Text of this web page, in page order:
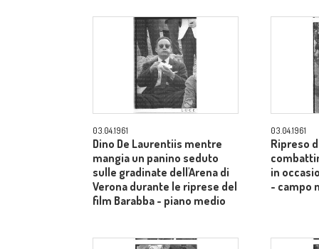
03.04.1961
Dino De Laurentiis mentre
mangia un panino seduto
sulle gradinate dell'Arena di
Verona durante le riprese del
film Barabba - piano medio
03.04.1961
Ripreso
in
- campo